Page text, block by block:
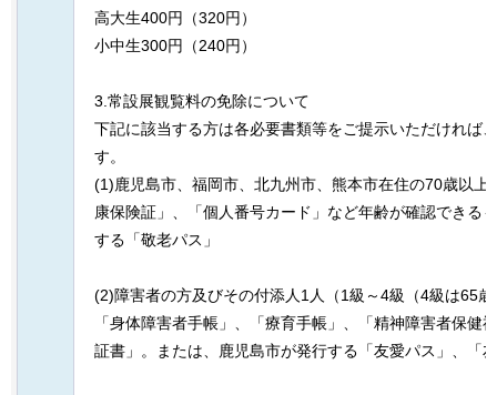
高大生400円（320円）
小中生300円（240円）
3.常設展観覧料の免除について
下記に該当する方は各必要書類等をご提示いただければ
す。
(1)鹿児島市、福岡市、北九州市、熊本市在住の70歳以
康保険証」、「個人番号カード」など年齢が確認できる
する「敬老パス」
(2)障害者の方及びその付添人1人（1級～4級（4級は65
「身体障害者手帳」、「療育手帳」、「精神障害者保健
証書」。または、鹿児島市が発行する「友愛パス」、「